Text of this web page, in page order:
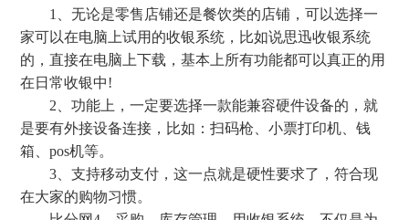
1、无论是零售店铺还是餐饮类的店铺，可以选择一
家可以在电脑上试用的收银系统，比如说思迅收银系统
的，直接在电脑上下载，基本上所有功能都可以真正的用
在日常收银中!
2、功能上，一定要选择一款能兼容硬件设备的，就
是要有外接设备连接，比如：扫码枪、小票打印机、钱
箱、pos机等。
3、支持移动支付，这一点就是硬性要求了，符合现
在大家的购物习惯。